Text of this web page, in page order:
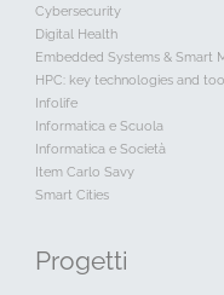
Cybersecurity
Digital Health
Embedded Systems & Smart
HPC: key technologies and
Infolife
Informatica e Scuola
Informatica e Società
Item Carlo Savy
Smart Cities
Progetti